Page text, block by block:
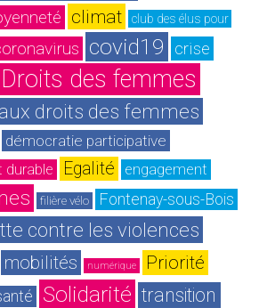
climat club des élus pour
covid19 crise
Droits des femmes
droits des femmes
démocratie participative
durable Egalité engagement
filière vélo Fontenay-sous-Bois
contre les violences
mobilités numérique Priorité
Solidarité transition